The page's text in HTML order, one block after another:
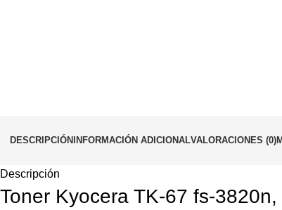
DESCRIPCIÓN INFORMACIÓN ADICIONALVALORACIONES (0)
Descripción
Toner Kyocera TK-67 fs-